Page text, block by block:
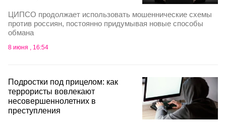
ЦИПСО продолжает использовать мошеннические схемы
против россиян, постоянно придумывая новые способы
обмана
8 июня , 16:54
Подростки под прицелом: как
террористы вовлекают
несовершеннолетних в
преступления